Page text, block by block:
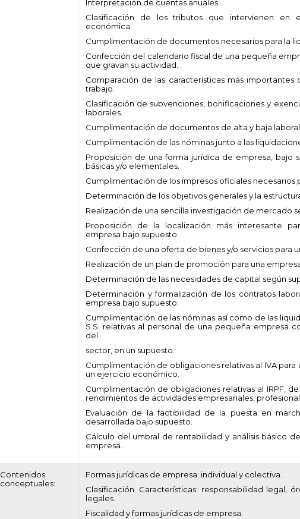
Interpretación de cuentas anuales.
Clasificación de los tributos que intervienen en
económica.
Cumplimentación de documentos necesarios para la
Confección del calendario fiscal de una pequeña
que gravan su actividad.
Comparación de las características más
trabajo.
Clasificación de subvenciones, bonificaciones y
laborales.
Cumplimentación de documentos de alta y baja laboral.
Cumplimentación de las nóminas junto a las
Proposición de una forma jurídica de empresa, bajo
básicas y/o elementales.
Cumplimentación de los impresos oficiales necesarios
Determinación de los objetivos generales y la
Realización de una sencilla investigación de mercado
Proposición de la localización más interesante
empresa bajo supuesto.
Confección de una oferta de bienes y/o servicios para
Realización de un plan de promoción para una
Determinación de las necesidades de capital según
Determinación y formalización de los contratos
empresa bajo supuesto.
Cumplimentación de las nóminas así como de las
S.S. relativas al personal de una pequeña empresa
del
sector, en un supuesto.
Cumplimentación de obligaciones relativas al IVA
un ejercicio económico.
Cumplimentación de obligaciones relativas al IRPF,
rendimientos de actividades empresariales,
Evaluación de la factibilidad de la puesta en
desarrollada bajo supuesto.
Cálculo del umbral de rentabilidad y análisis básico
empresa.
Contenidos
conceptuales:
Formas jurídicas de empresa: individual y colectiva.
Clasificación. Características: responsabilidad legal,
legales.
Fiscalidad y formas jurídicas de empresa.